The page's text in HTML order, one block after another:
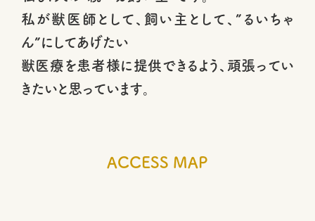
私が獣医師として、飼い主として、”るいちゃ
ん”にしてあげたい
獣医療を患者様に提供できるよう、頑張ってい
きたいと思っています。
ACCESS MAP